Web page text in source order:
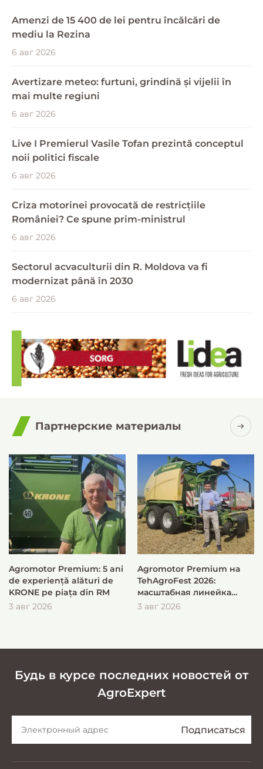
Amenzi de 15 400 de lei pentru încălcări de
mediu la Rezina
6 авг 2026
Avertizare meteo: furtuni, grindină și vijelii în
mai multe regiuni
6 авг 2026
Live I Premierul Vasile Tofan prezintă conceptul
noii politici fiscale
6 авг 2026
Criza motorinei provocată de restricțiile
României? Ce spune prim-ministrul
6 авг 2026
Sectorul acvaculturii din R. Moldova va fi
modernizat până în 2030
6 авг 2026
Партнерские материалы
Agromotor Premium: 5 ani
de experiență alături de
KRONE pe piața din RM
3 авг 2026
Agromotor Premium на
TehAgroFest 2026:
масштабная линейка
KRONE для быстрой и
3 авг 2026
Будь в курсе последних новостей от
AgroExpert